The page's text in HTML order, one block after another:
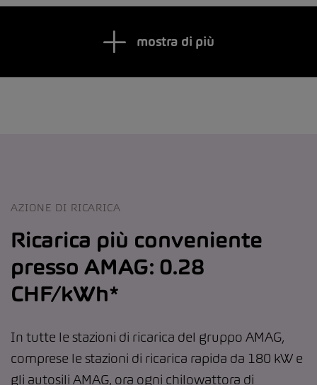
mostra di più
AZIONE DI RICARICA
Ricarica più conveniente
presso AMAG: 0.28
CHF/kWh*
In tutte le stazioni di ricarica del gruppo AMAG,
comprese le stazioni di ricarica rapida da 180 kW e
gli autosili AMAG, ora ogni chilowattora di